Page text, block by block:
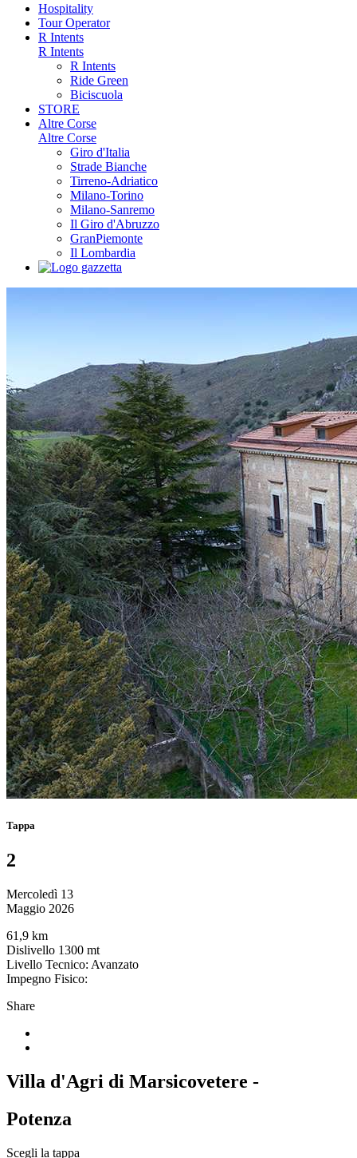
Hospitality
Tour Operator
R Intents
R Intents
R Intents
Ride Green
Biciscuola
STORE
Altre Corse
Altre Corse
Giro d'Italia
Strade Bianche
Tirreno-Adriatico
Milano-Torino
Milano-Sanremo
Il Giro d'Abruzzo
GranPiemonte
Il Lombardia
Tappa
2
Mercoledì 13
Maggio 2026
61,9 km
Dislivello 1300 mt
Livello Tecnico: Avanzato
Impegno Fisico:
Share
Villa d'Agri di Marsicovetere -
Potenza
Scegli la tappa